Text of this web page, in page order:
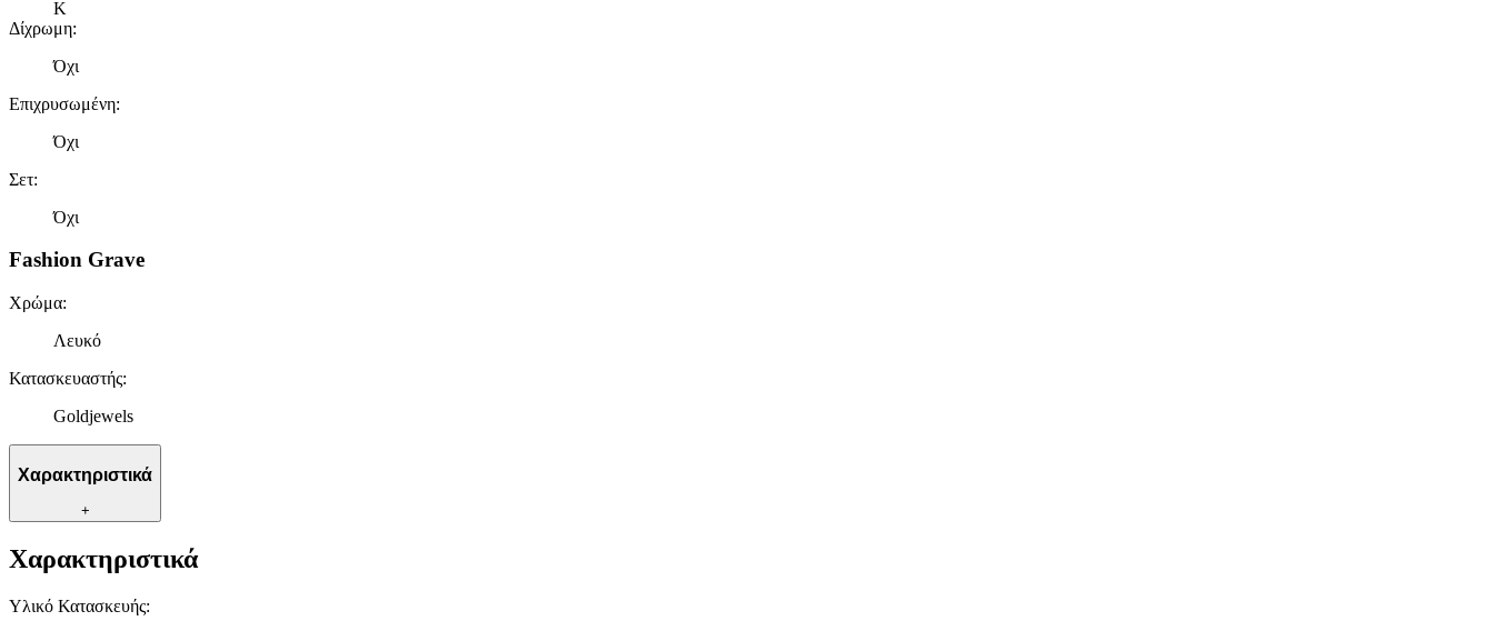
K
Δίχρωμη:
Όχι
Επιχρυσωμένη:
Όχι
Σετ:
Όχι
Fashion Grave
Χρώμα:
Λευκό
Κατασκευαστής:
Goldjewels
Χαρακτηριστικά
+
Χαρακτηριστικά
Υλικό Κατασκευής: